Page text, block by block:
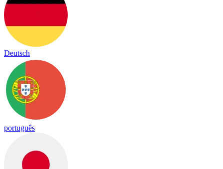
Deutsch
português